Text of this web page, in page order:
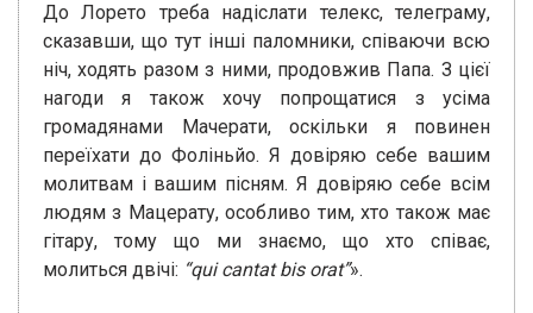
До Лорето треба надіслати телекс, телеграму,
сказавши, що тут інші паломники, співаючи всю
ніч, ходять разом з ними, продовжив Папа. З цієї
нагоди я також хочу попрощатися з усіма
громадянами Мачерати, оскільки я повинен
переїхати до Фоліньйо. Я довіряю себе вашим
молитвам і вашим пісням. Я довіряю себе всім
людям з Мацерату, особливо тим, хто також має
гітару, тому що ми знаємо, що хто співає,
молиться двічі: “qui cantat bis orat”».